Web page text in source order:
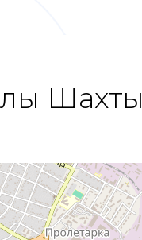
Шахты